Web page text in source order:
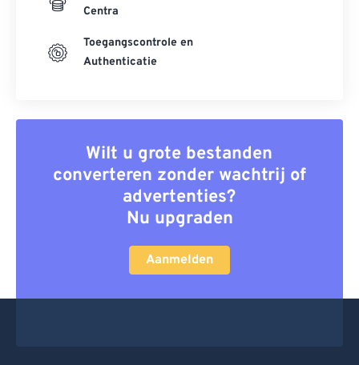
Centra
Toegangscontrole en
Authenticatie
Wilt u grote bestanden
converteren zonder wachtrij of
advertenties?
Nu upgraden
Aanmelden